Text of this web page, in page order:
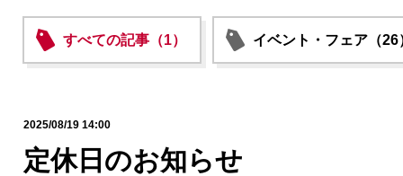
すべての記事（1） イベント・フェア（26
2025/08/19 14:00
定休日のお知らせ